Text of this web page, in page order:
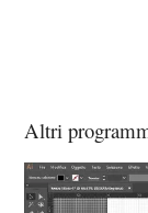
Altri